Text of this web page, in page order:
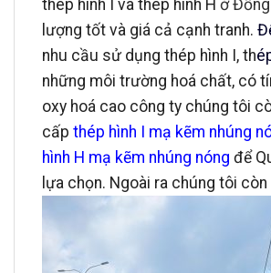
thép hình I và thép hình H ở
lượng tốt và giá cả cạnh tranh.
nhu cầu sử dụng thép hình I, th
những môi trường hoá chất, có
oxy hoá cao công ty chúng tôi
cấp thép hình I mạ kẽm nhúng
hình H mạ kẽm nhúng nóng để
lựa chọn. Ngoài ra chúng tôi